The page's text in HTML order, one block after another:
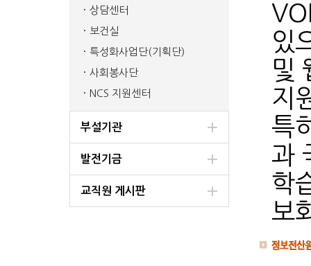
상담센터
보건실
특성화사업단(기획단)
사회봉사단
NCS 지원센터
부설기관
발전기금
교직원 게시판
있
및
지
특
과
학
보